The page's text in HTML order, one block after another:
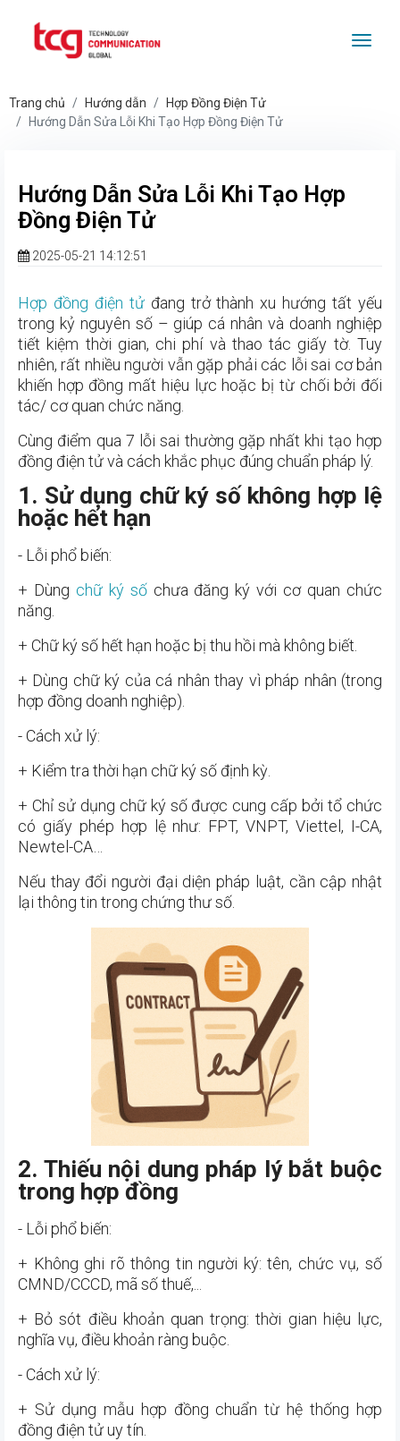
Trang chủ Hướng dẫn
Hợp Đồng Điện Tử
Hướng Dẫn Sửa Lỗi Khi Tạo Hợp Đồng Điện Tử
Hướng Dẫn Sửa Lỗi Khi Tạo Hợp
Đồng Điện Tử
2025-05-21 14:12:51
Hợp đồng điện tửđang trở thành xu hướng tất yếu
trong kỷ nguyên số – giúp cá nhân và doanh nghiệp
tiết kiệm thời gian, chi phí và thao tác giấy tờ. Tuy
nhiên, rất nhiều người vẫn gặp phải các lỗi sai cơ bản
khiến hợp đồng mất hiệu lực hoặc bị từ chối bởi đối
tác/ cơ quan chức năng.
Cùng điểm qua 7 lỗi sai thường gặp nhất khi tạo hợp
đồng điện tử và cách khắc phục đúng chuẩn pháp lý.
1. Sử dụng chữ ký số không hợp lệ
hoặc hết hạn
- Lỗi phổ biến:
+ Dùng chữ ký sốchưa đăng ký với cơ quan chức
năng.
+ Chữ ký số hết hạn hoặc bị thu hồi mà không biết.
+ Dùng chữ ký của cá nhân thay vì pháp nhân (trong
hợp đồng doanh nghiệp).
- Cách xử lý:
+ Kiểm tra thời hạn chữ ký số định kỳ.
+ Chỉ sử dụng chữ ký số được cung cấp bởi tổ chức
có giấy phép hợp lệ như: FPT, VNPT, Viettel, I-CA,
Newtel-CA…
Nếu thay đổi người đại diện pháp luật, cần cập nhật
lại thông tin trong chứng thư số.
2. Thiếu nội dung pháp lý bắt buộc
trong hợp đồng
- Lỗi phổ biến:
+ Không ghi rõ thông tin người ký: tên, chức vụ, số
CMND/CCCD, mã số thuế,...
+ Bỏ sót điều khoản quan trọng: thời gian hiệu lực,
nghĩa vụ, điều khoản ràng buộc.
- Cách xử lý:
+ Sử dụng mẫu hợp đồng chuẩn từ hệ thống hợp
đồng điện tử uy tín.